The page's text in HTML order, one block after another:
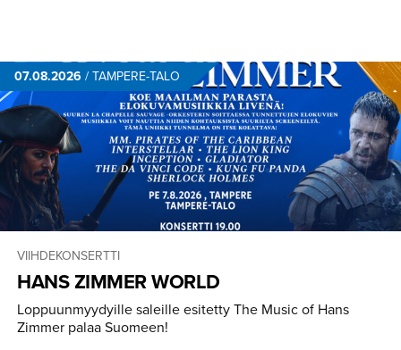
07.08.2026 /TAMPERE-TALO
VIIHDEKONSERTTI
HANS ZIMMER WORLD
Loppuunmyydyille saleille esitetty The Music of Hans
Zimmer palaa Suomeen!